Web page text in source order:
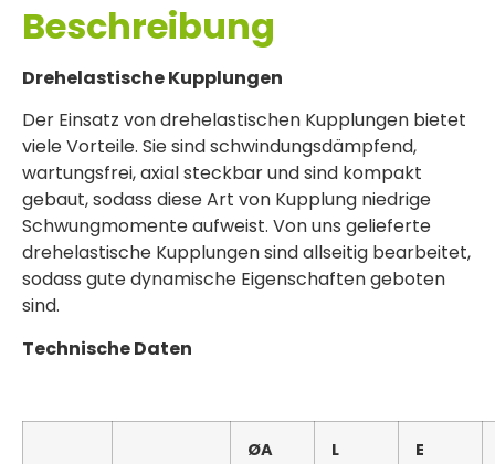
Beschreibung
Drehelastische Kupplungen
Der Einsatz von drehelastischen Kupplungen bietet
viele Vorteile. Sie sind schwindungsdämpfend,
wartungsfrei, axial steckbar und sind kompakt
gebaut, sodass diese Art von Kupplung niedrige
Schwungmomente aufweist. Von uns gelieferte
drehelastische Kupplungen sind allseitig bearbeitet,
sodass gute dynamische Eigenschaften geboten
sind.
Technische Daten
ØA
L
E